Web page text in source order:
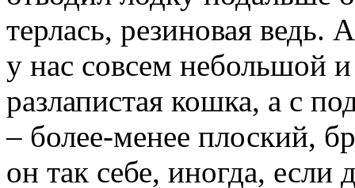
терлась, резиновая ведь.
у нас совсем небольшой
разлапистая кошка, а с
– более-менее плоский,
он так себе, иногда, если